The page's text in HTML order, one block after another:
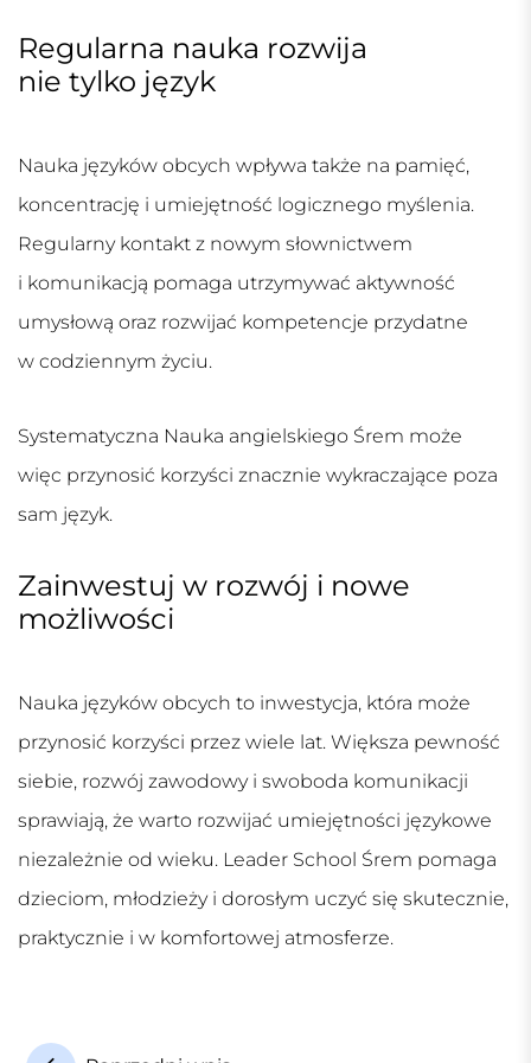
Regularna nauka rozwija
nie tylko język
Nauka języków obcych wpływa także na pamięć,
koncentrację i umiejętność logicznego myślenia.
Regularny kontakt z nowym słownictwem
i komunikacją pomaga utrzymywać aktywność
umysłową oraz rozwijać kompetencje przydatne
w codziennym życiu.
Systematyczna Nauka angielskiego Śrem może
więc przynosić korzyści znacznie wykraczające poza
sam język.
Zainwestuj w rozwój i nowe
możliwości
Nauka języków obcych to inwestycja, która może
przynosić korzyści przez wiele lat. Większa pewność
siebie, rozwój zawodowy i swoboda komunikacji
sprawiają, że warto rozwijać umiejętności językowe
niezależnie od wieku. Leader School Śrem pomaga
dzieciom, młodzieży i dorosłym uczyć się skutecznie,
praktycznie i w komfortowej atmosferze.